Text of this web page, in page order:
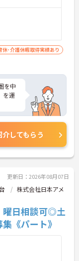
休･介護休暇取得実績あり
を中
を運
らに
さ
介してもらう
更新日：2026年08月07日
株式会社日本アメ
曜日相談可◎土
《パート》